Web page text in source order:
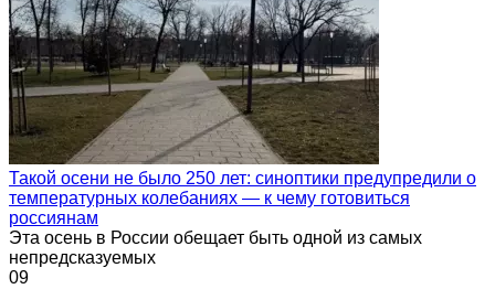
Такой осени не было 250 лет: синоптики предупредили о
температурных колебаниях — к чему готовиться
россиянам
Эта осень в России обещает быть одной из самых
непредсказуемых
09